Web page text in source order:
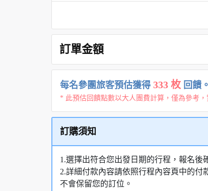
訂單金額
每名參團旅客預估獲得 333 枚 回饋。
* 此預估回饋點數以大人團費計算，僅為參考
訂購須知
1.選擇出符合您出發日期的行程，報名後
2.詳細付款內容請依照行程內容頁中的付
不會保留您的訂位。